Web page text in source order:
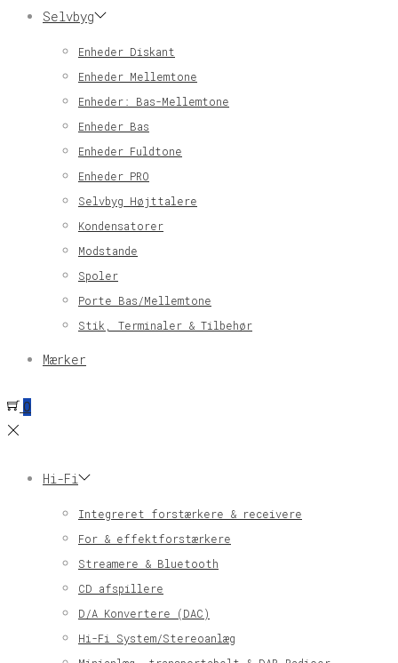
Selvbyg
Enheder Diskant
Enheder Mellemtone
Enheder: Bas-Mellemtone
Enheder Bas
Enheder Fuldtone
Enheder PRO
Selvbyg Højttalere
Kondensatorer
Modstande
Spoler
Porte Bas/Mellemtone
Stik, Terminaler & Tilbehør
Mærker
0
Hi-Fi
Integreret forstærkere & receivere
For & effektforstærkere
Streamere & Bluetooth
CD afspillere
D/A Konvertere (DAC)
Hi-Fi System/Stereoanlæg